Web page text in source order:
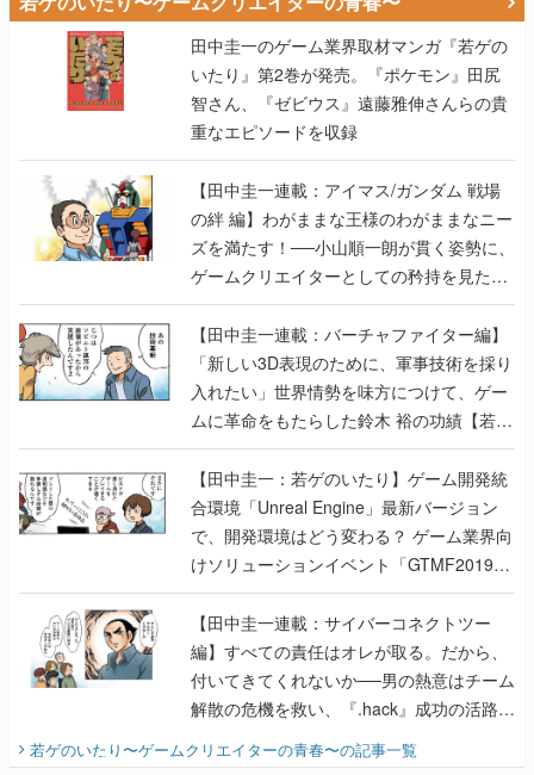
智さん、『ゼビウス』遠藤雅伸さんらの貴
重なエピソードを収録
【田中圭一連載：アイマス/ガンダム 戦場
の絆 編】わがままな王様のわがままなニー
ズを満たす！──小山順一朗が貫く姿勢に、
ゲームクリエイターとしての矜持を見た
【若ゲのいたり最終回】
【田中圭一連載：バーチャファイター編】
「新しい3D表現のために、軍事技術を採り
入れたい」世界情勢を味方につけて、ゲー
ムに革命をもたらした鈴木 裕の功績【若ゲ
のいたり】
【田中圭一：若ゲのいたり】ゲーム開発統
合環境「Unreal Engine」最新バージョン
で、開発環境はどう変わる？ ゲーム業界向
けソリューションイベント「GTMF2019」
に行って、より理解を深めよう【PR】
【田中圭一連載：サイバーコネクトツー
編】すべての責任はオレが取る。だから、
付いてきてくれないか──男の熱意はチーム
解散の危機を救い、『.hack』成功の活路を
開く。業界の快男児・松山 洋に流れる血は
『少年ジャンプ』色だった【若ゲのいた
り】
若ゲのいたり〜ゲームクリエイターの青春〜の記事一覧